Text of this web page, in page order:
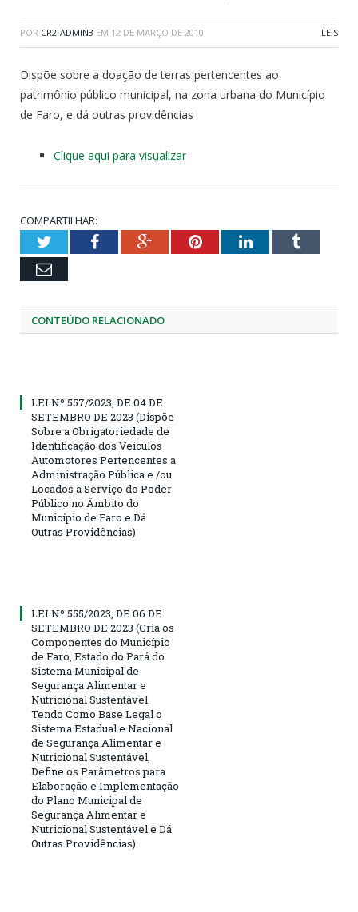
POR CR2-ADMIN3 EM 12 DE MARÇO DE 2010 LEIS
Dispõe sobre a doação de terras pertencentes ao
patrimônio público municipal, na zona urbana do Município
de Faro, e dá outras providências
Clique aqui para visualizar
COMPARTILHAR:
TwitterFacebookGoogle+PinterestLinkedInTumblr
Email
CONTEÚDO RELACIONADO
LEI Nº 557/2023, DE 04 DE
SETEMBRO DE 2023 (Dispõe
Sobre a Obrigatoriedade de
Identificação dos Veículos
Automotores Pertencentes a
Administração Pública e /ou
Locados a Serviço do Poder
Público no Âmbito do
Município de Faro e Dá
Outras Providências)
LEI Nº 555/2023, DE 06 DE
SETEMBRO DE 2023 (Cria os
Componentes do Município
de Faro, Estado do Pará do
Sistema Municipal de
Segurança Alimentar e
Nutricional Sustentável
Tendo Como Base Legal o
Sistema Estadual e Nacional
de Segurança Alimentar e
Nutricional Sustentável,
Define os Parâmetros para
Elaboração e Implementação
do Plano Municipal de
Segurança Alimentar e
Nutricional Sustentável e Dá
Outras Providências)